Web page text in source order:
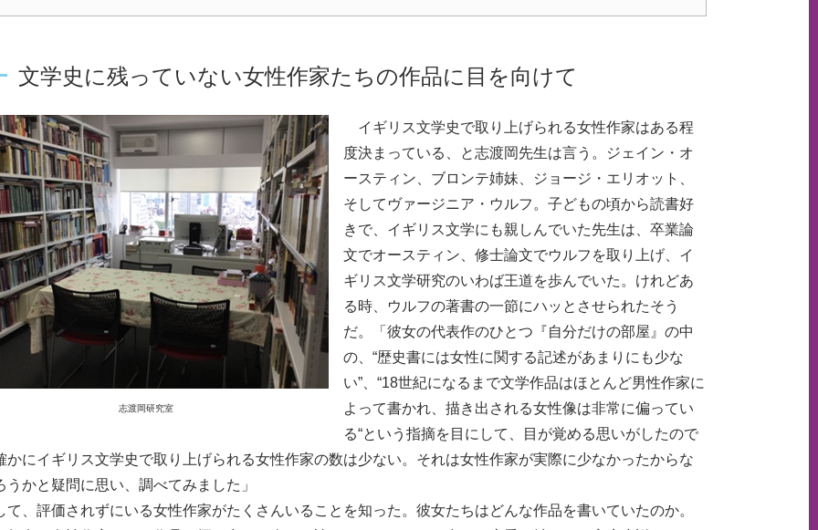
文学史に残っていない女性作家たちの作品に目を向けて
志渡岡研究室
イギリス文学史で取り上げられる女性作家はある程
度決まっている、と志渡岡先生は言う。ジェイン・オ
ースティン、ブロンテ姉妹、ジョージ・エリオット、
そしてヴァージニア・ウルフ。子どもの頃から読書好
きで、イギリス文学にも親しんでいた先生は、卒業論
文でオースティン、修士論文でウルフを取り上げ、イ
ギリス文学研究のいわば王道を歩んでいた。けれどあ
る時、ウルフの著書の一節にハッとさせられたそう
だ。「彼女の代表作のひとつ『自分だけの部屋』の中
の、“歴史書には女性に関する記述があまりにも少な
い”、“18世紀になるまで文学作品はほとんど男性作家に
よって書かれ、描き出される女性像は非常に偏ってい
る“という指摘を目にして、目が覚める思いがしたので
かにイギリス文学史で取り上げられる女性作家の数は少ない。それは女性作家が実際に少なかったからな
うかと疑問に思い、調べてみました」
、評価されずにいる女性作家がたくさんいることを知った。彼女たちはどんな作品を書いていたのか。